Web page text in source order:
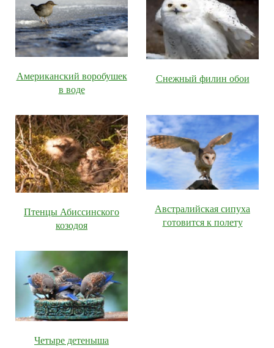
Американский воробушек
в воде
Снежный филин обои
Птенцы Абиссинского
козодоя
Австралийская сипуха
готовится к полету
Четыре детеныша